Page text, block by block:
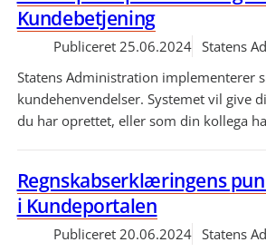
Kundebetjening
Publiceret 25.06.2024 Statens
Statens Administration implementerer
kundehenvendelser. Systemet vil give
du har oprettet, eller som din kollega
Regnskabserklæringens
i Kundeportalen
Publiceret 20.06.2024 Statens